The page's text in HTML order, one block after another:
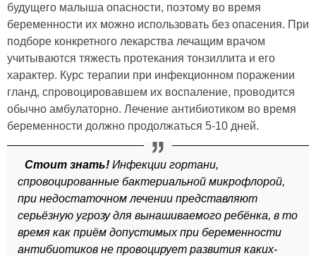
будущего малыша опасности, поэтому во время
беременности их можно использовать без опасения. При
подборе конкретного лекарства лечащим врачом
учитываются тяжесть протекания тонзиллита и его
характер. Курс терапии при инфекционном поражении
гланд, спровоцировавшем их воспаление, проводится
обычно амбулаторно. Лечение антибиотиком во время
беременности должно продолжаться 5-10 дней.
Стоит знать! Инфекции гортани,
спровоцированные бактериальной микрофлорой,
при недостаточном лечении представляют
серьёзную угрозу для вынашиваемого ребёнка, в то
время как приём допустимых при беременности
антибиотиков не провоцирует развития каких-